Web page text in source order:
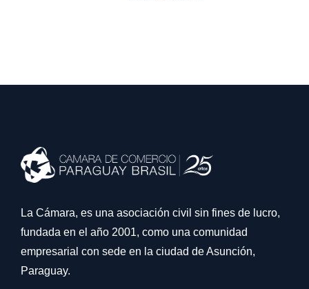
La Cámara, es una asociación civil sin fines de lucro,
fundada en el año 2001, como una comunidad
empresarial con sede en la ciudad de Asunción,
Paraguay.